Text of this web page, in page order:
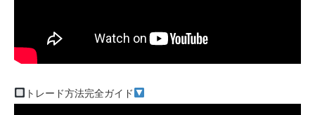
トレード方法完全ガイド